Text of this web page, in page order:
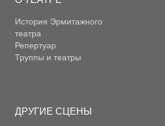
История Эрмитажного
театра
Репертуар
Труппы и театры
ДРУГИЕ СЦЕНЫ